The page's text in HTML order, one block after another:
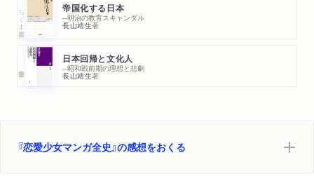
ちくま新書 帝国化する日本
─明治の教育スキャンダル
長山靖生著
日本回帰と文化人
─昭和戦前期の理想と悲劇
長山靖生著
『恋愛少女マンガ全史』の感想をおくる